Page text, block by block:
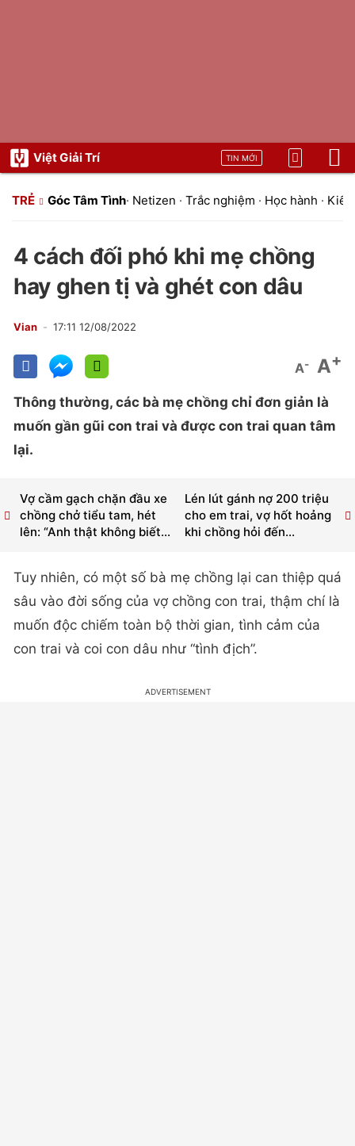
Việt Giải Trí TIN MỚI
TRẺ Góc Tâm Tình· Netizen · Trắc nghiệm · Học hành ·
4 cách đối phó khi mẹ chồng
hay ghen tị và ghét con dâu
Vian 17:11 12/08/2022
A- A+
Thông thường, các bà mẹ chồng chỉ đơn giản là
muốn gần gũi con trai và được con trai quan tâm
lại.
Lén lút gánh nợ 200 triệu
cho em trai, vợ hốt hoảng
khi chồng hỏi đến...
Vợ cầm gạch chặn đầu xe
chồng chở tiểu tam, hét
lên: “Anh thật không biết...
Tuy nhiên, có một số bà mẹ chồng lại can thiệp quá
sâu vào đời sống của vợ chồng con trai, thậm chí là
muốn độc chiếm toàn bộ thời gian, tình cảm của
con trai và coi con dâu như “tình địch”.